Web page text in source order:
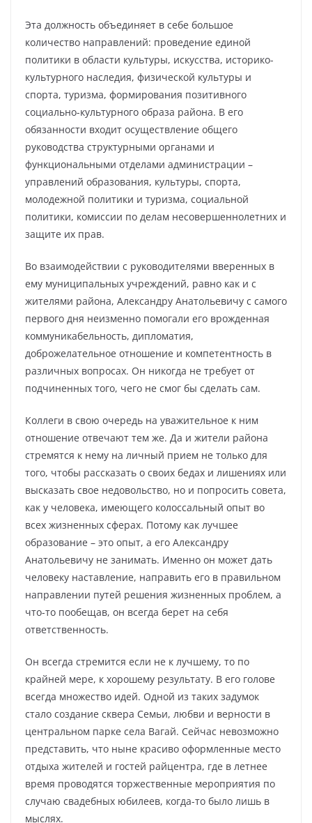
Эта должность объединяет в себе большое
количество направлений: проведение единой
политики в области культуры, искусства, историко-
культурного наследия, физической культуры и
спорта, туризма, формирования позитивного
социально-культурного образа района. В его
обязанности входит осуществление общего
руководства структурными органами и
функциональными отделами администрации –
управлений образования, культуры, спорта,
молодежной политики и туризма, социальной
политики, комиссии по делам несовершеннолетних и
защите их прав.
Во взаимодействии с руководителями вверенных в
ему муниципальных учреждений, равно как и с
жителями района, Александру Анатольевичу с самого
первого дня неизменно помогали его врожденная
коммуникабельность, дипломатия,
доброжелательное отношение и компетентность в
различных вопросах. Он никогда не требует от
подчиненных того, чего не смог бы сделать сам.
Коллеги в свою очередь на уважительное к ним
отношение отвечают тем же. Да и жители района
стремятся к нему на личный прием не только для
того, чтобы рассказать о своих бедах и лишениях или
высказать свое недовольство, но и попросить совета,
как у человека, имеющего колоссальный опыт во
всех жизненных сферах. Потому как лучшее
образование – это опыт, а его Александру
Анатольевичу не занимать. Именно он может дать
человеку наставление, направить его в правильном
направлении путей решения жизненных проблем, а
что-то пообещав, он всегда берет на себя
ответственность.
Он всегда стремится если не к лучшему, то по
крайней мере, к хорошему результату. В его голове
всегда множество идей. Одной из таких задумок
стало создание сквера Семьи, любви и верности в
центральном парке села Вагай. Сейчас невозможно
представить, что ныне красиво оформленные место
отдыха жителей и гостей райцентра, где в летнее
время проводятся торжественные мероприятия по
случаю свадебных юбилеев, когда-то было лишь в
мыслях.